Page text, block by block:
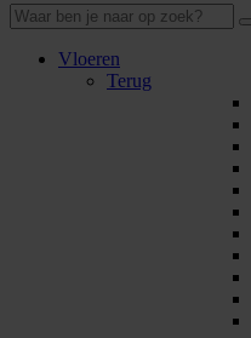
Vloeren
Terug